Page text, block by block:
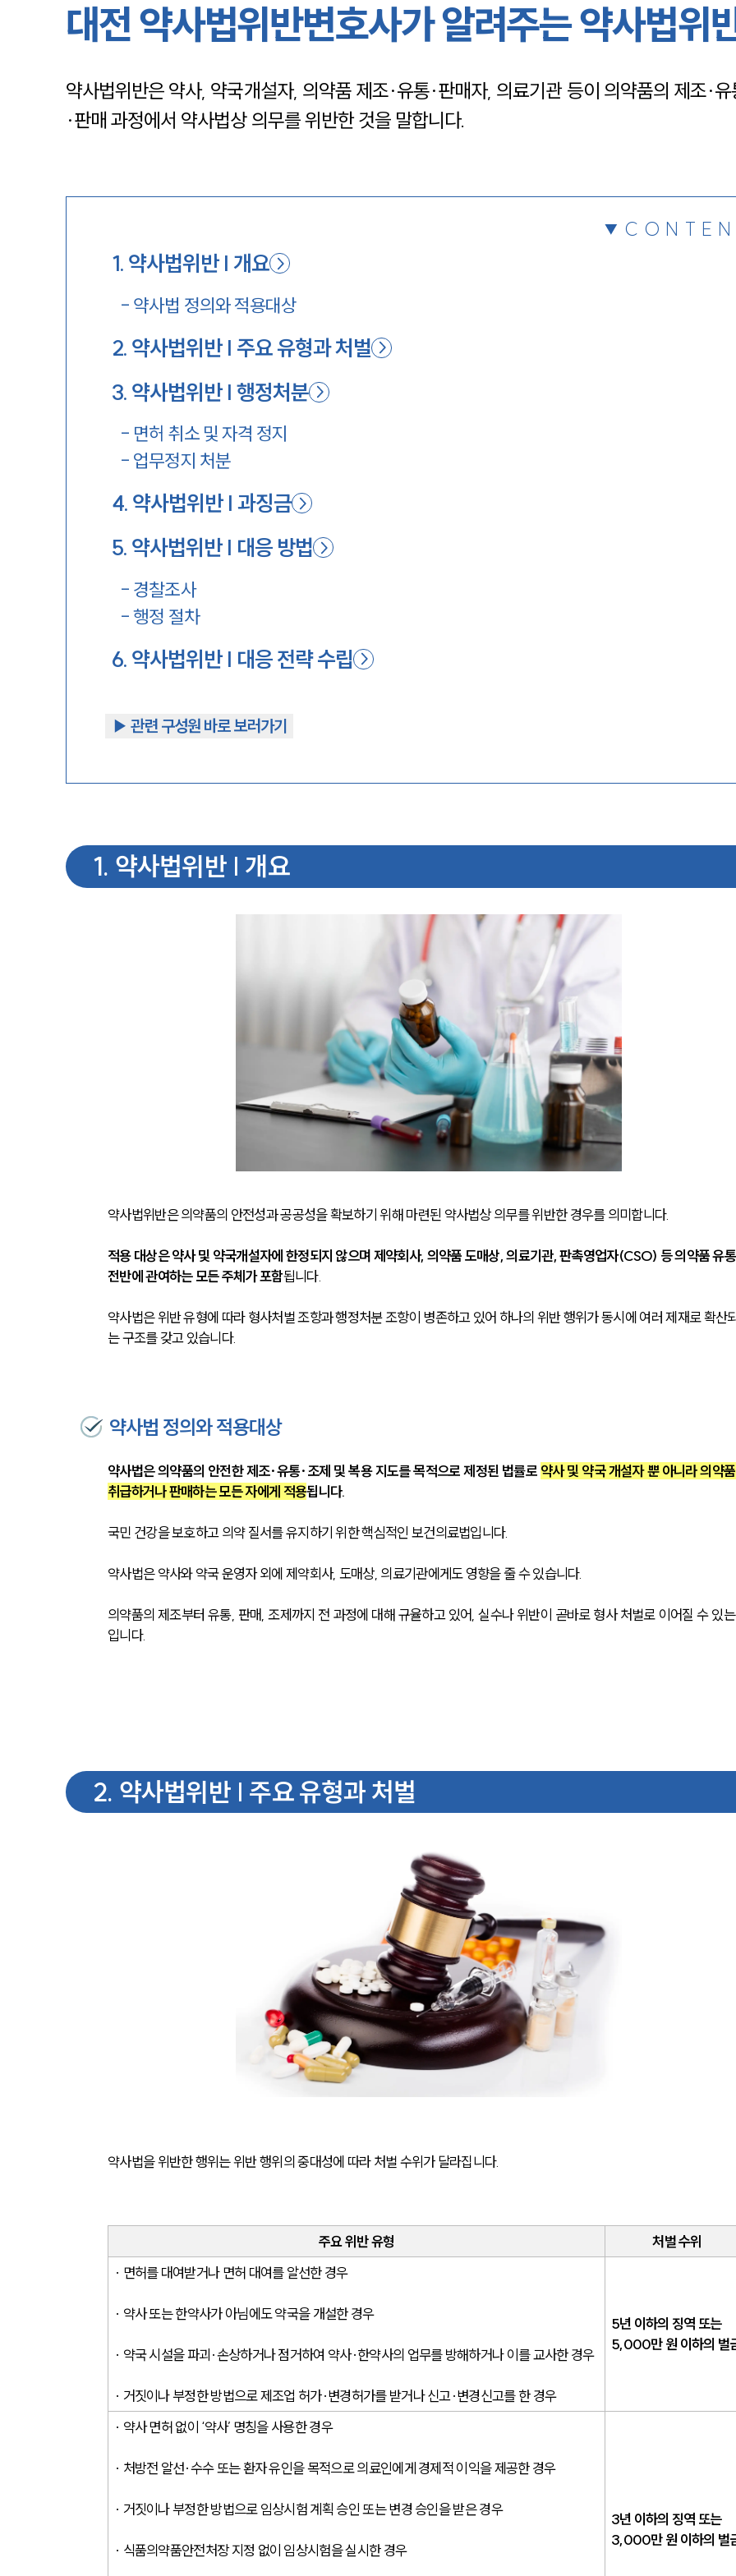
채용정보
대전 약사법위반변호사가 알려주는 약사법위
약사법위반은 약사, 약국개설자, 의약품 제조·유통·판매자, 의료기관 등이 의약품의 제조·
·판매 과정에서 약사법상 의무를 위반한 것을 말합니다.
1. 약사법위반 | 개요
- 약사법 정의와 적용대상
2. 약사법위반 | 주요 유형과 처벌
3. 약사법위반 | 행정처분
- 면허 취소 및 자격 정지
- 업무정지 처분
4. 약사법위반 | 과징금
5. 약사법위반 | 대응 방법
- 경찰조사
-행정 절차
6. 약사법위반 | 대응 전략 수립
▶︎ 관련 구성원 바로 보러가기
1. 약사법위반 | 개요
약사법위반은 의약품의 안전성과 공공성을 확보하기 위해 마련된 약사법상 의무를 위반한 경우를 의미합니다.
적용 대상은 약사 및 약국개설자에 한정되지 않으며 제약회사, 의약품 도매상, 의료기관, 판촉영업자(CSO) 등 의약품 유
전반에 관여하는 모든 주체가 포함됩니다.
약사법은 위반 유형에 따라 형사처벌 조항과 행정처분 조항이 병존하고 있어 하나의 위반 행위가 동시에 여러 제재로 확산
는 구조를 갖고 있습니다.
약사법 정의와 적용대상
약사법은 의약품의 안전한 제조·유통·조제 및 복용 지도를 목적으로 제정된 법률로 약사 및 약국 개설자 뿐 아니라 의약
취급하거나 판매하는 모든 자에게 적용됩니다.
국민 건강을 보호하고 의약 질서를 유지하기 위한 핵심적인 보건의료법입니다.
약사법은 약사와 약국 운영자 외에 제약회사, 도매상, 의료기관에게도 영향을 줄 수 있습니다.
의약품의 제조부터 유통, 판매, 조제까지 전 과정에 대해 규율하고 있어, 실수나 위반이 곧바로 형사 처벌로 이어질 수 있
입니다.
2. 약사법위반 | 주요 유형과 처벌
약사법을 위반한 행위는 위반 행위의 중대성에 따라 처벌 수위가 달라집니다.
주요 위반 유형
처벌 수위
· 면허를 대여받거나 면허 대여를 알선한 경우
· 약사 또는 한약사가 아님에도 약국을 개설한 경우
· 약국 시설을 파괴·손상하거나 점거하여 약사·한약사의 업무를 방해하거나 이를 교사한 경우
· 거짓이나 부정한 방법으로 제조업 허가·변경허가를 받거나 신고·변경신고를 한 경우
5년 이하의 징역 또는
5,000만 원 이하의 벌
· 약사 면허 없이 ‘약사’ 명칭을 사용한 경우
· 처방전 알선·수수 또는 환자 유인을 목적으로 의료인에게 경제적 이익을 제공한 경우
· 거짓이나 부정한 방법으로 임상시험 계획 승인 또는 변경 승인을 받은 경우
· 식품의약품안전처장 지정 없이 임상시험을 실시한 경우
3년 이하의 징역 또는
3,000만 원 이하의 벌